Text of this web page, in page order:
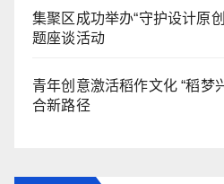
集聚区成功举办“守护设计原
题座谈活动
青年创意激活稻作文化 “稻梦
合新路径